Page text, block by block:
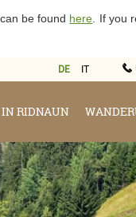
be found here
If you
DE IT
RIDNAUN